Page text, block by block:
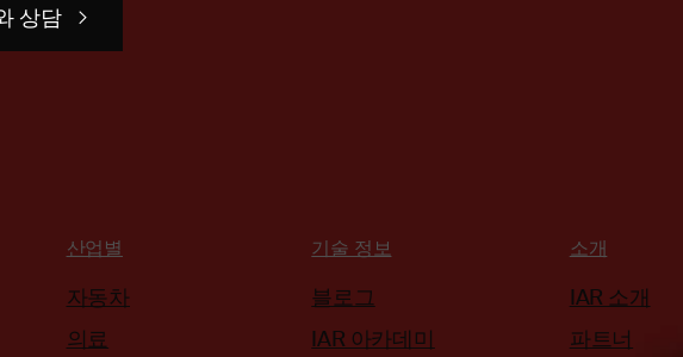
상담
산업별
자동차
의료
기술 정보
블로그
IAR 아카데미
소개
IAR 소개
파트너